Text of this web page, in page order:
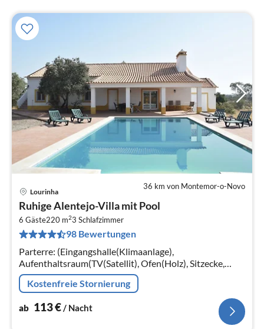
36 km von Montemor-o-Novo
Lourinha
Ruhige Alentejo-Villa mit Pool
6 Gäste220 m23 Schlafzimmer
98 Bewertungen
Parterre: (Eingangshalle(Klimaanlage),
Aufenthaltsraum(TV(Satellit), Ofen(Holz), Sitzecke,
DVD-Spieler, CD-Spieler, Gartentüren, Heizung,
Klimaanlage)
Kostenfreie Stornierung
ab 113€/ Nacht